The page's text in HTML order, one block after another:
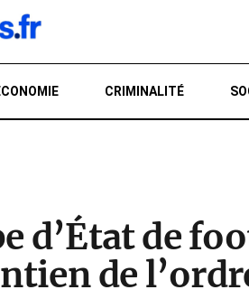
CRIMINALITÉ
d’État de
de